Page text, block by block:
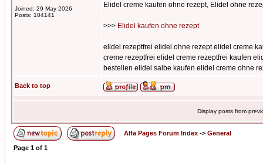
Joined: 29 May 2026
Posts: 104141
Elidel creme kaufen ohne rezept, Elidel ohne
>>> Elidel kaufen ohne rezept
elidel rezeptfrei elidel ohne rezept elidel creme
creme rezeptfrei elidel creme rezeptfrei kaufen
bestellen elidel salbe kaufen elidel creme ohne
Back to top
Display posts from
Alfa Pages Forum Index -> General
Page 1 of 1